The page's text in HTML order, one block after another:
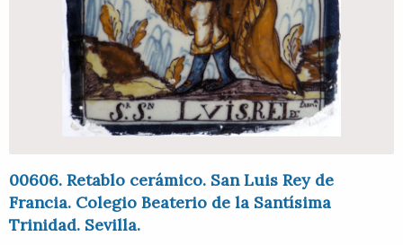
00606. Retablo cerámico. San Luis Rey de
Francia. Colegio Beaterio de la Santísima
Trinidad. Sevilla.